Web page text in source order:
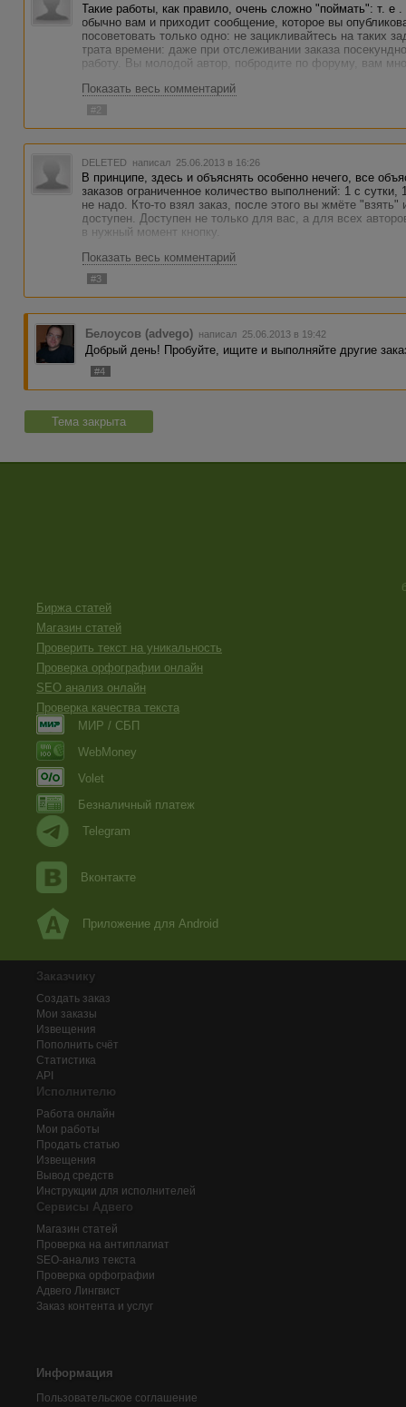
Такие работы, как правило, очень сложно "поймать": т. е
обычно вам и приходит сообщение, которое вы
посоветовать только одно: не зацикливайтесь на таких
трата времени: даже при отслеживании заказа
работу. Вы молодой автор, побродите по форуму, вам
Показать весь комментарий
#2
DELETED написал 25.06.2013 в 16:26
В принципе, здесь и объяснять особенно нечего, все
заказов ограниченное количество выполнений: 1 с
не надо. Кто-то взял заказ, после этого вы жмёте
доступен. Доступен не только для вас, а для всех
в нужный момент кнопку.
Показать весь комментарий
#3
Белоусов (advego) написал 25.06.2013 в 19:42
Добрый день! Пробуйте, ищите и выполняйте другие
#4
Тема закрыта
Биржа статей
Магазин статей
Проверить текст на уникальность
Проверка орфографии онлайн
SEO анализ онлайн
Проверка качества текста
МИР / СБП
WebMoney
Volet
Безналичный платеж
Telegram
Вконтакте
Приложение для Android
Заказчику
Создать заказ
Мои заказы
Извещения
Пополнить счёт
Статистика
API
Исполнителю
Работа онлайн
Мои работы
Продать статью
Извещения
Вывод средств
Инструкции для исполнителей
Сервисы Адвего
Магазин статей
Проверка на антиплагиат
SEO-анализ текста
Проверка орфографии
Адвего Лингвист
Заказ контента и услуг
Информация
Пользовательское соглашение